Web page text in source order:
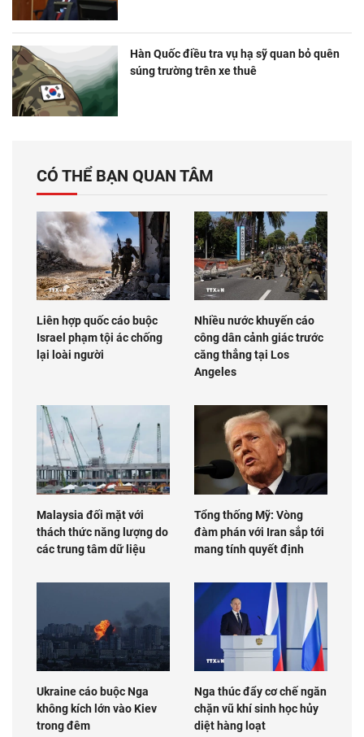
Hàn Quốc điều tra vụ hạ sỹ quan bỏ quên
súng trường trên xe thuê
CÓ THỂ BẠN QUAN TÂM
Liên hợp quốc cáo buộc
Israel phạm tội ác chống
lại loài người
Nhiều nước khuyến cáo
công dân cảnh giác trước
căng thẳng tại Los
Angeles
Malaysia đối mặt với
thách thức năng lượng do
các trung tâm dữ liệu
Tổng thống Mỹ: Vòng
đàm phán với Iran sắp tới
mang tính quyết định
Ukraine cáo buộc Nga
không kích lớn vào Kiev
trong đêm
Nga thúc đẩy cơ chế ngăn
chặn vũ khí sinh học hủy
diệt hàng loạt